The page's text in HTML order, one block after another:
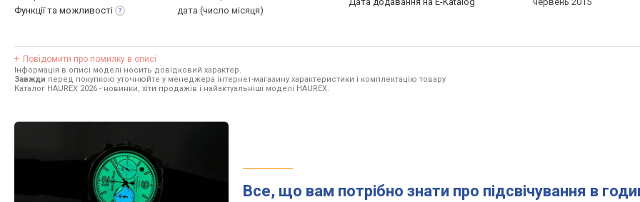
Функції та можливості дата (число місяця)
Повідомити про помилку в описі
Інформація в описі моделі носить довідковий характер.
Завжди перед покупкою уточнюйте у менеджера інтернет-магазину характеристики і комплектацію товару
Каталог HAUREX 2026 - новинки, хіти продажів і найактуальніші моделі HAUREX.
Все, що вам потрібно знати про підсвічування в